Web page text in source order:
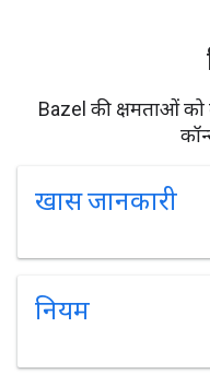
Bazel की क्षमताओं
खास जानकारी
नियम